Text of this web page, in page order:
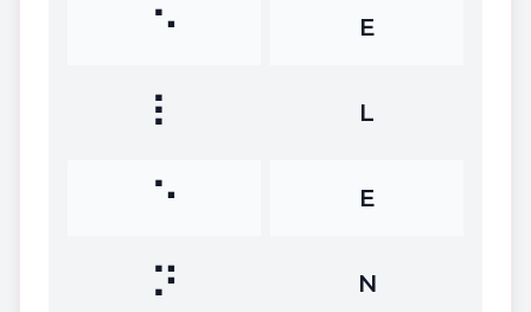
⠑ E
⠇ L
⠑ E
⠝ N